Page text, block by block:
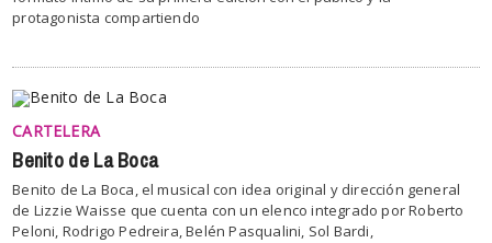
protagonista compartiendo
CARTELERA
Benito de La Boca
Benito de La Boca, el musical con idea original y dirección general
de Lizzie Waisse que cuenta con un elenco integrado por Roberto
Peloni, Rodrigo Pedreira, Belén Pasqualini, Sol Bardi,